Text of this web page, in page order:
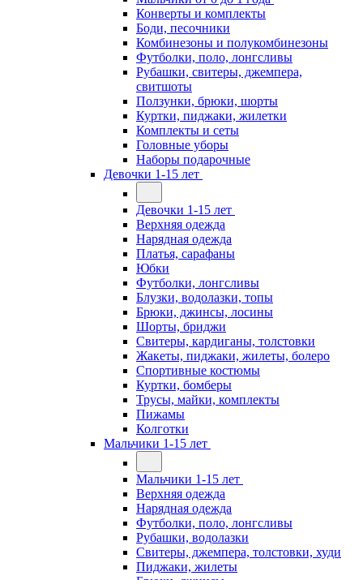
Конверты и комплекты
Боди, песочники
Комбинезоны и полукомбинезоны
Футболки, поло, лонгсливы
Рубашки, свитеры, джемпера,
свитшоты
Ползунки, брюки, шорты
Куртки, пиджаки, жилетки
Комплекты и сеты
Головные уборы
Наборы подарочные
Девочки 1-15 лет
Девочки 1-15 лет
Верхняя одежда
Нарядная одежда
Платья, сарафаны
Юбки
Футболки, лонгсливы
Блузки, водолазки, топы
Брюки, джинсы, лосины
Шорты, бриджи
Свитеры, кардиганы, толстовки
Жакеты, пиджаки, жилеты, болеро
Спортивные костюмы
Куртки, бомберы
Трусы, майки, комплекты
Пижамы
Колготки
Мальчики 1-15 лет
Мальчики 1-15 лет
Верхняя одежда
Нарядная одежда
Футболки, поло, лонгсливы
Рубашки, водолазки
Свитеры, джемпера, толстовки, худи
Пиджаки, жилеты